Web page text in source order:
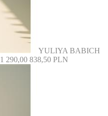
YULIYA BABICH
1 290,00 838,50 PLN